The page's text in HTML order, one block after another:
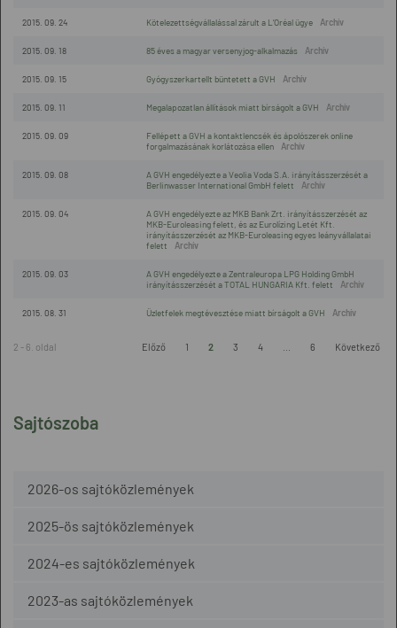
Sajtószoba
2026-os sajtóközlemények
2025-ös sajtóközlemények
2024-es sajtóközlemények
2023-as sajtóközlemények
2015. 09. 24 Kötelezettségvállalással zárult a L’Oréal ügye
2015. 09. 18 85 éves a magyar versenyjog-alkalmazás
2015. 09. 15 Gyógyszerkartellt büntetett a GVH
2015. 09. 11 Megalapozatlan állítások miatt bírságolt a GVH
2015. 09. 09
Fellépett a GVH a kontaktlencsék és ápolószerek online
forgalmazásának korlátozása ellen
2015. 09. 08
A GVH engedélyezte a Veolia Voda S.A. irányításszerzését a
Berlinwasser International GmbH felett
2015. 09. 04
A GVH engedélyezte az MKB Bank Zrt. irányításszerzését az
MKB-Euroleasing felett, és az Eurolízing Letét Kft.
irányításszerzését az MKB-Euroleasing egyes leányvállalatai
felett
2015. 09. 03
A GVH engedélyezte a Zentraleuropa LPG Holding GmbH
irányításszerzését a TOTAL HUNGARIA Kft. felett
2015. 08. 31 Üzletfelek megtévesztése miatt bírságolt a GVH
2 - 6. oldal Előző 1 2 3 4 6 Következő